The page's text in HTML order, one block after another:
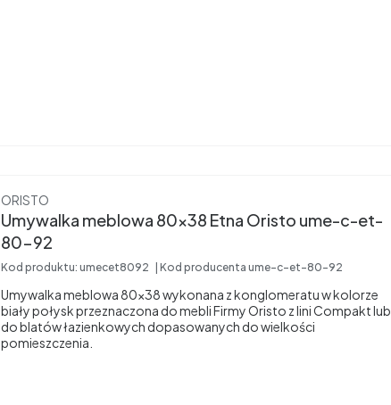
Producent
ORISTO
Umywalka meblowa 80x38 Etna Oristo ume-c-et-
80-92
Kod produktu: umecet8092 Kod producenta ume-c-et-80-92
Umywalka meblowa 80x38 wykonana z konglomeratu w kolorze
biały połysk przeznaczona do mebli Firmy Oristo z lini Compakt lub
do blatów łazienkowych dopasowanych do wielkości
pomieszczenia.